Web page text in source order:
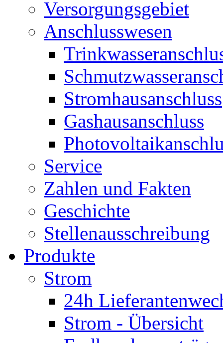
Versorgungsgebiet
Anschlusswesen
Stromhausanschluss
Gashausanschluss
Service
Zahlen und Fakten
Geschichte
Stellenausschreibung
Produkte
Strom
24h
Strom - Übersicht